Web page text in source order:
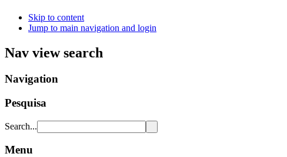
Skip to content
Jump to main navigation and login
Nav view search
Navigation
Pesquisa
Search...
Menu